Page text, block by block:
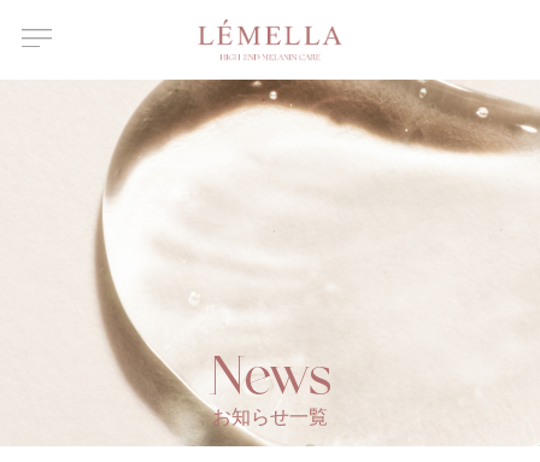
About Us
ルメラについて
Features
ルメラの特徴
Introductory
course
ルメラ導入講習について
Certified
Instructor
認定講師一覧
Salons /
Clinics
News
News
お知らせ一覧